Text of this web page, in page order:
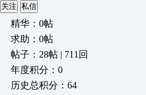
关注 私信
精华：0帖
求助：0帖
帖子：28帖 | 711回
年度积分：0
历史总积分：64